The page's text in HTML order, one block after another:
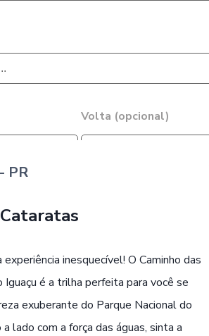
Volta (opcional)
PR
inesquecível! O Caminho das
é a trilha perfeita para você se
exuberante do Parque Nacional do
a lado com a força das águas, sinta a